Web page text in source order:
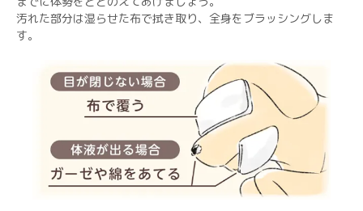
汚れた部分は湿らせた布で拭き取り、全身をブラッシングしま
す。